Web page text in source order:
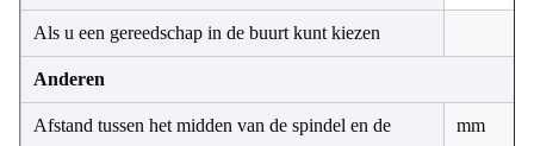
Als u een gereedschap in de buurt kunt kiezen
Anderen
Afstand tussen het midden van de spindel en de
mm